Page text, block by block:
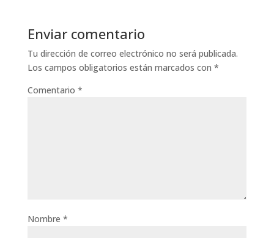
Enviar comentario
Tu dirección de correo electrónico no será publicada.
Los campos obligatorios están marcados con *
Comentario *
Nombre *